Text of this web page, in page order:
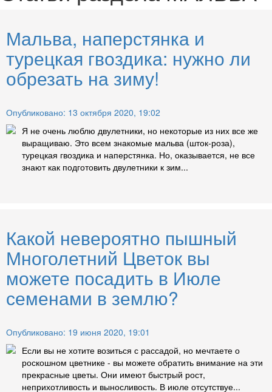
Мальва, наперстянка и
турецкая гвоздика: нужно ли
обрезать на зиму!
Опубликовано: 13 октября 2020, 19:02
Я не очень люблю двулетники, но некоторые из них все же
выращиваю. Это всем знакомые мальва (шток-роза),
турецкая гвоздика и наперстянка. Но, оказывается, не все
знают как подготовить двулетники к зим...
Какой невероятно пышный
Многолетний Цветок вы
можете посадить в Июле
семенами в землю?
Опубликовано: 19 июня 2020, 19:01
Если вы не хотите возиться с рассадой, но мечтаете о
роскошном цветнике - вы можете обратить внимание на эти
прекрасные цветы. Они имеют быстрый рост,
неприхотливость и выносливость. В июле отсутствуе...